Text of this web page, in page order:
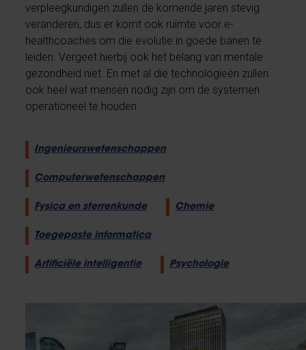
verpleegkundigen zullen de komende jaren stevig
veranderen, dus er komt ook ruimte voor e-
healthcoaches om die evolutie in goede banen te
leiden. Vergeet hierbij ook het belang van mentale
gezondheid niet. En met al die technologieën zullen
ook heel wat mensen nodig zijn om de systemen
operationeel te houden.
Ingenieurswetenschappen
Computerwetenschappen
Fysica en sterrenkunde Chemie
Toegepaste informatica
Artificiële intelligentie Psychologie